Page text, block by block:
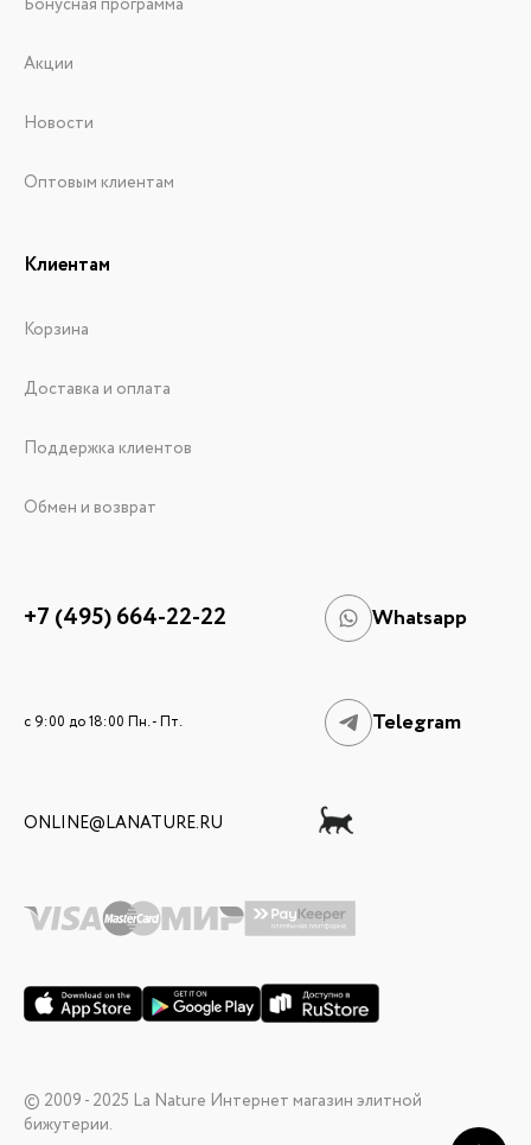
Бонусная программа
Акции
Новости
Оптовым клиентам
Клиентам
Корзина
Доставка и оплата
Поддержка клиентов
Обмен и возврат
+7 (495) 664-22-22 Whatsapp
c 9:00 до 18:00 Пн. - Пт. Telegram
ONLINE@LANATURE.RU
© 2009 - 2025 La Nature Интернет магазин элитной
бижутерии.